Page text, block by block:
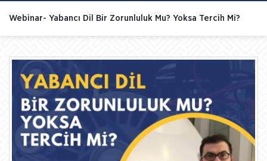
Webinar- Yabancı Dil Bir Zorunluluk Mu? Yoksa Tercih Mi?